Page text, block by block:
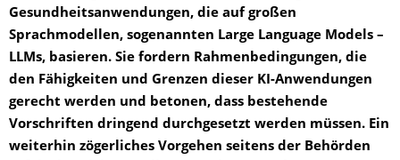
Gesundheitsanwendungen, die auf großen
Sprachmodellen, sogenannten Large Language Models –
LLMs, basieren. Sie fordern Rahmenbedingungen, die
den Fähigkeiten und Grenzen dieser KI-Anwendungen
gerecht werden und betonen, dass bestehende
Vorschriften dringend durchgesetzt werden müssen. Ein
weiterhin zögerliches Vorgehen seitens der Behörden